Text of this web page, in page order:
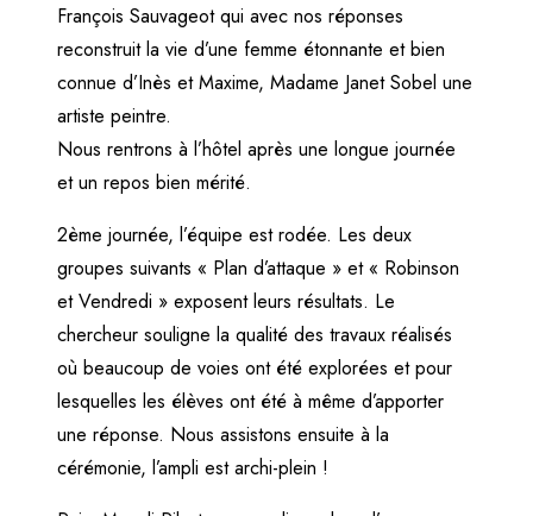
François Sauvageot qui avec nos réponses
reconstruit la vie d’une femme étonnante et bien
connue d’Inès et Maxime, Madame Janet Sobel une
artiste peintre.
Nous rentrons à l’hôtel après une longue journée
et un repos bien mérité.
2ème journée, l’équipe est rodée. Les deux
groupes suivants « Plan d’attaque » et « Robinson
et Vendredi » exposent leurs résultats. Le
chercheur souligne la qualité des travaux réalisés
où beaucoup de voies ont été explorées et pour
lesquelles les élèves ont été à même d’apporter
une réponse. Nous assistons ensuite à la
cérémonie, l’ampli est archi-plein !